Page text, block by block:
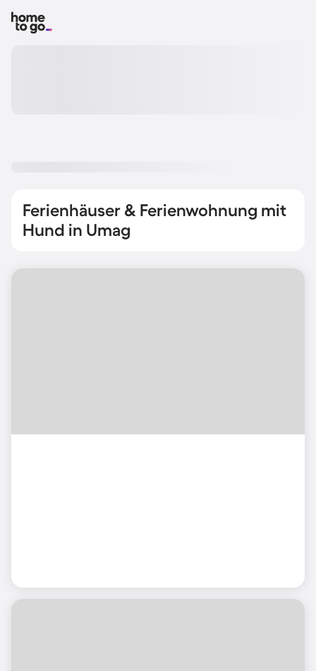
Ferienhäuser & Ferienwohnung mit
Hund in Umag